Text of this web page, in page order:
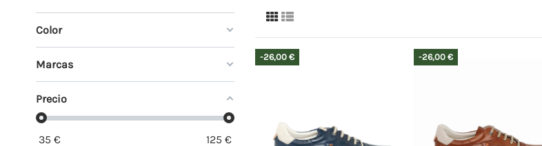
-26,00 € -26,00 €
Color
Marcas
Precio
35 € 125 €